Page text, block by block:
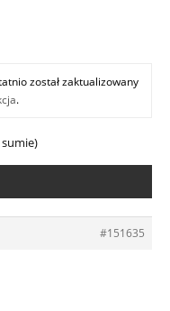
został zaktualizowany
.
#151635